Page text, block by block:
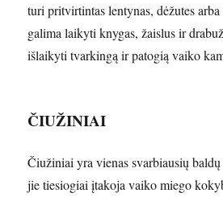
turi pritvirtintas lentynas, dėžutes
galima laikyti knygas, žaislus ir
išlaikyti tvarkingą ir patogią vaiko
ČIUŽINIAI
Čiužiniai yra vienas svarbiausių
jie tiesiogiai įtakoja vaiko miego